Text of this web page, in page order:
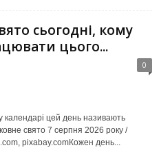
сьогодні, кому
цього...
0
цей день називають
свято 7 серпня 2026 року /
pixabay.comКожен день...